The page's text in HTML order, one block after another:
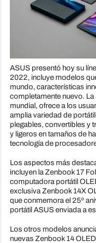
ASUS presentó hoy su
2022, incluye modelos
mundo, características
completamente nuevo.
mundial, ofrece a los
amplia variedad de
plegables, convertibles y
y ligeros en tamaños de
tecnología de
Los aspectos más
incluyen la Zenbook 17
computadora portátil
exclusiva Zenbook 14X
que conmemora el 25º
portátil ASUS enviada a
Los otros modelos
nuevas Zenbook 14